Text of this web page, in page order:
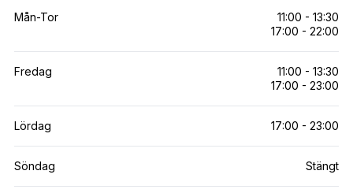
Mån-Tor
11:00 - 13:30
17:00 - 22:00
Fredag
11:00 - 13:30
17:00 - 23:00
Lördag 17:00 - 23:00
Söndag Stängt